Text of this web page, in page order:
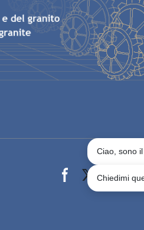
Facebook page
X page
Ciao, sono
Chiedimi